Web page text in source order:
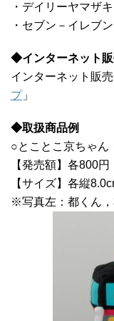
・デイリーヤマザ
・セブン－イレブ
◆インターネット
インターネット販売
プ」
◆取扱商品例
○とことこ京ちゃん
【発売額】各800円
【サイズ】各縦
※写真左：都くん